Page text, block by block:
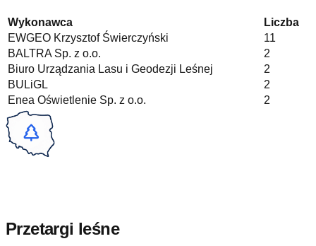
Wykonawca
Liczba
EWGEO Krzysztof Świerczyński
11
BALTRA Sp. z o.o.
2
Biuro Urządzania Lasu i Geodezji Leśnej
2
BULiGL
2
Enea Oświetlenie Sp. z o.o.
2
Przetargi leśne